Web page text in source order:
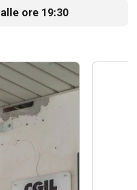
ore 19:30